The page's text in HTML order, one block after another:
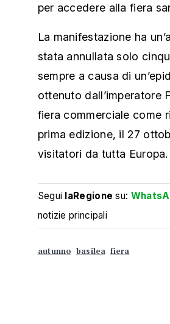
per accedere alla fiera
La manifestazione ha
stata annullata solo
sempre a causa di
ottenuto dall’imperatore
fiera commerciale come
prima edizione, il 27
visitatori da tutta Europa.
Segui laRegione su:
notizie principali
autunno basilea fiera